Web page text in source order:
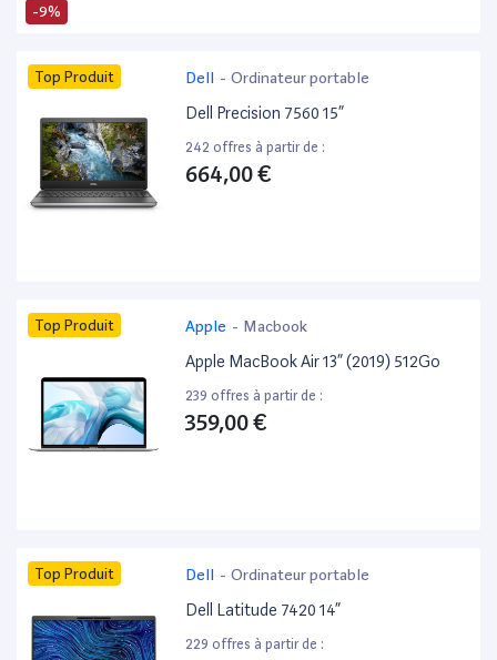
-9%
Top Produit Dell - Ordinateur portable
Dell Precision 7560 15”
242 offres à partir de :
664,00 €
Top Produit Apple - Macbook
Apple MacBook Air 13” (2019) 512Go
239 offres à partir de :
359,00 €
Top Produit Dell - Ordinateur portable
Dell Latitude 7420 14”
229 offres à partir de :